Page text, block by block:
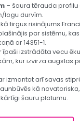
– šaura tērauda profilu
logu durvīm.
tirgus risinājums
par sistēmu,
ar 14351-1.
īpaši izstrādāta vecu
kur izvirza augstas
izmantot arī savas
kā
šauru platumu.